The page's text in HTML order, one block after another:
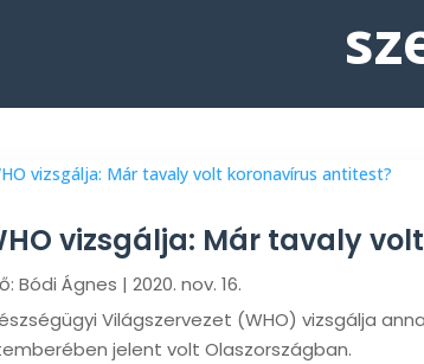
vizsgálja: Már tavaly
Bódi Ágnes |2020. nov. 16.
Világszervezet (WHO) vizsgálja
jelent volt Olaszországban.